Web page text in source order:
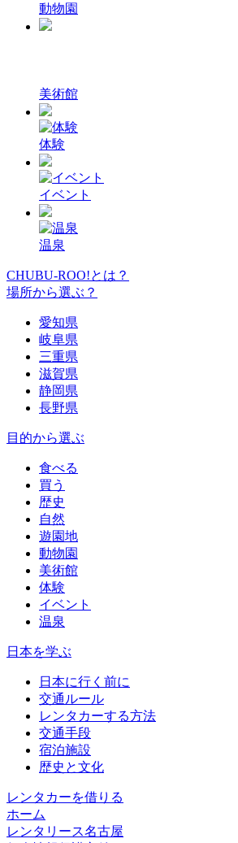
動物園
美術館
体験
イベント
温泉
CHUBU-ROO!とは？
場所から選ぶ？
愛知県
岐阜県
三重県
滋賀県
静岡県
長野県
目的から選ぶ
食べる
買う
歴史
自然
遊園地
動物園
美術館
体験
イベント
温泉
日本を学ぶ
日本に行く前に
交通ルール
レンタカーする方法
交通手段
宿泊施設
歴史と文化
レンタカーを借りる
ホーム
レンタリース名古屋